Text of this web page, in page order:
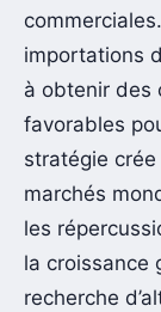
importations
à obtenir des
favorables
stratégie
marchés
les
la croissance
recherche